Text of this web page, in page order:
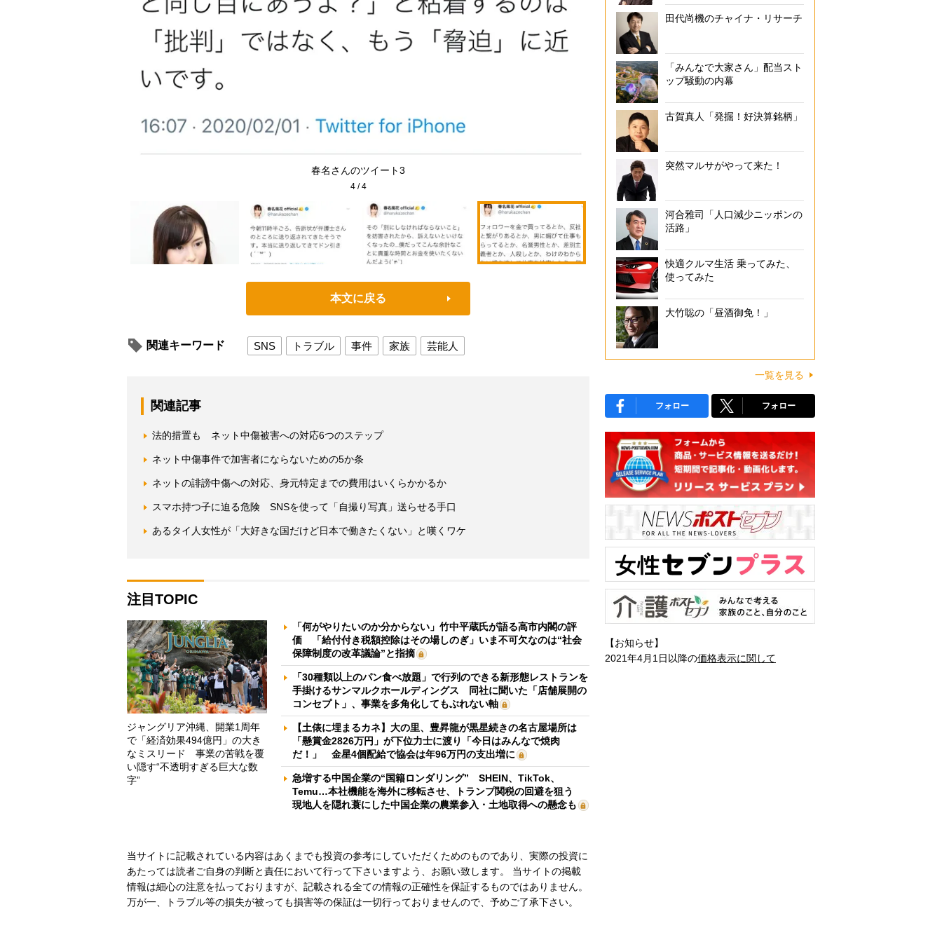
春名さんのツイート3
4/4
本文に戻る
関連キーワード SNS トラブル 事件 家族 芸能人
関連記事
法的措置も ネット中傷被害への対応6つのステップ
ネット中傷事件で加害者にならないための5か条
ネットの誹謗中傷への対応、身元特定までの費用はいくらかかるか
スマホ持つ子に迫る危険 SNSを使って「自撮り写真」送らせる手口
あるタイ人女性が「大好きな国だけど日本で働きたくない」と嘆くワケ
注目TOPIC
ジャングリア沖縄、開業1周年
で「経済効果494億円」の大き
なミスリード 事業の苦戦を覆
い隠す“不透明すぎる巨大な数
字”
「何がやりたいのか分からない」竹中平蔵氏が語る高市内閣の評
価 「給付付き税額控除はその場しのぎ」いま不可欠なのは“社会
保障制度の改革議論”と指摘
「30種類以上のパン食べ放題」で行列のできる新形態レストランを
手掛けるサンマルクホールディングス 同社に聞いた「店舗展開の
コンセプト」、事業を多角化してもぶれない軸
【土俵に埋まるカネ】大の里、豊昇龍が黒星続きの名古屋場所は
「懸賞金2826万円」が下位力士に渡り「今日はみんなで焼肉
だ！」 金星4個配給で協会は年96万円の支出増に
急増する中国企業の“国籍ロンダリング” SHEIN、TikTok、
Temu…本社機能を海外に移転させ、トランプ関税の回避を狙う
現地人を隠れ蓑にした中国企業の農業参入・土地取得への懸念も
当サイトに記載されている内容はあくまでも投資の参考にしていただくためのものであり、実際の投資に
あたっては読者ご自身の判断と責任において行って下さいますよう、お願い致します。 当サイトの掲載
情報は細心の注意を払っておりますが、記載される全ての情報の正確性を保証するものではありません。
万が一、トラブル等の損失が被っても損害等の保証は一切行っておりませんので、予めご了承下さい。
田代尚機のチャイナ・リサーチ
「みんなで大家さん」配当スト
ップ騒動の内幕
古賀真人「発掘！好決算銘柄」
突然マルサがやって来た！
河合雅司「人口減少ニッポンの
活路」
快適クルマ生活 乗ってみた、
使ってみた
大竹聡の「昼酒御免！」
一覧を見る
フォロー フォロー
【お知らせ】
2021年4月1日以降の価格表示に関して